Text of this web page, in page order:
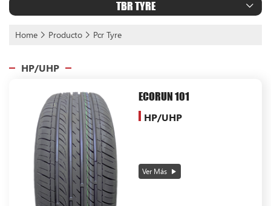
TBR TYRE
Home Producto Pcr Tyre
HP/UHP
ECORUN 101
HP/UHP
Ver Más